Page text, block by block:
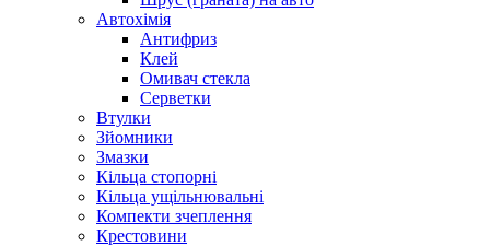
Автохімія
Антифриз
Клей
Омивач стекла
Серветки
Втулки
Зйомники
Змазки
Кільца стопорні
Кільца ущільнювальні
Компекти зчеплення
Крестовини